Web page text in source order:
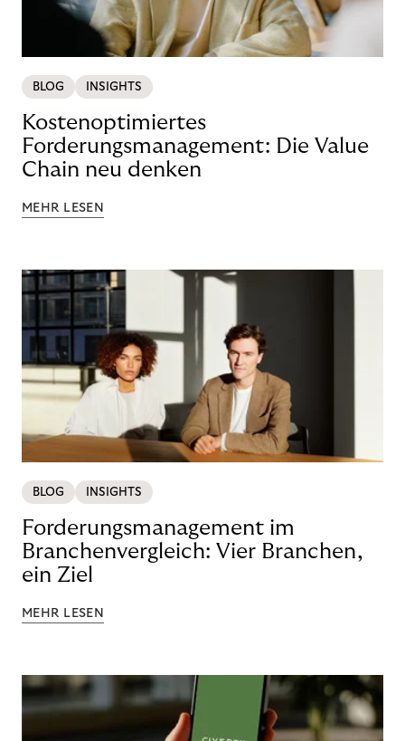
BLOG INSIGHTS
Kostenoptimiertes
Forderungsmanagement: Die Value
Chain neu denken
MEHR LESEN
BLOG INSIGHTS
Forderungsmanagement im
Branchenvergleich: Vier Branchen,
ein Ziel
MEHR LESEN